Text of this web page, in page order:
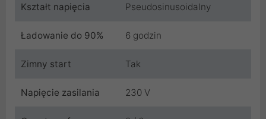
Kształt napięcia Pseudosinusoidalny
Ładowanie do 90% 6 godzin
Zimny start Tak
Napięcie zasilania 230 V